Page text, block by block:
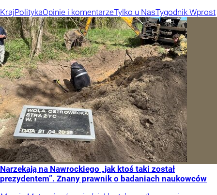
KrajPolitykaOpinie i komentarzeTylko u NasTygodnik Wprost
Narzekają na Nawrockiego „jak ktoś taki został
prezydentem”. Znany prawnik o badaniach naukowców